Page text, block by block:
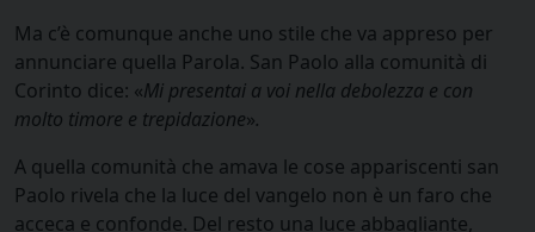
Ma c’è comunque anche uno stile che va appreso per
annunciare quella Parola. San Paolo alla comunità di
Corinto dice: «Mi presentai a voi nella debolezza e con
molto timore e trepidazione».
A quella comunità che amava le cose appariscenti san
Paolo rivela che la luce del vangelo non è un faro che
acceca e confonde. Del resto una luce abbagliante,